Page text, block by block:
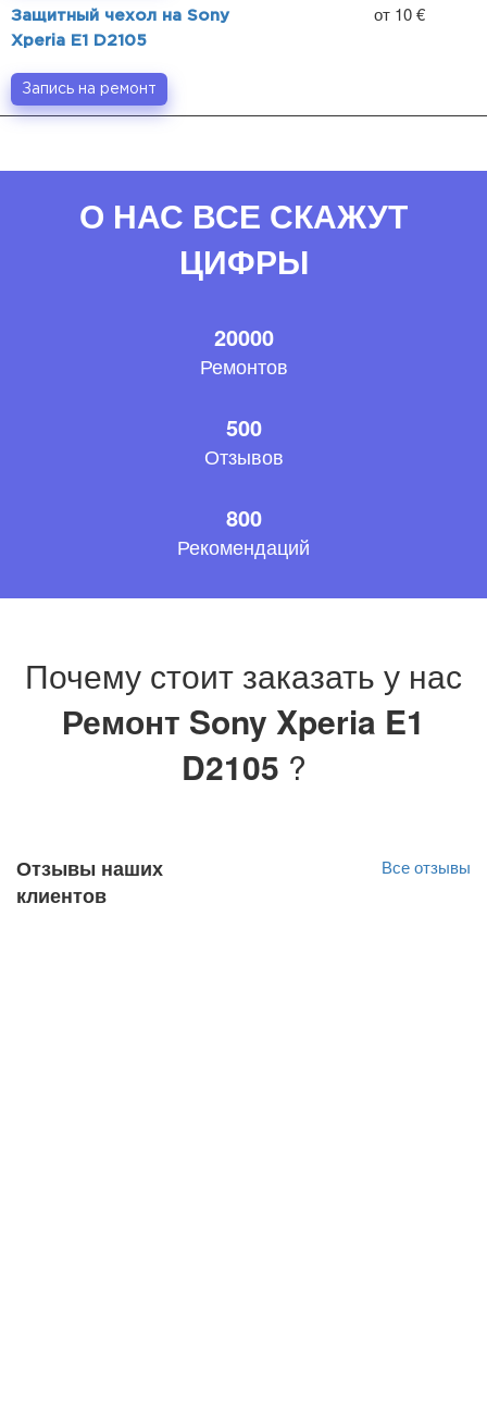
Защитный чехол на Sony
Xperia E1 D2105
от 10 €
Запись на ремонт
О НАС ВСЕ СКАЖУТ
ЦИФРЫ
20000
Ремонтов
500
Отзывов
800
Рекомендаций
Почему стоит заказать у нас
Ремонт Sony Xperia E1
D2105 ?
Отзывы наших
клиентов
Все отзывы